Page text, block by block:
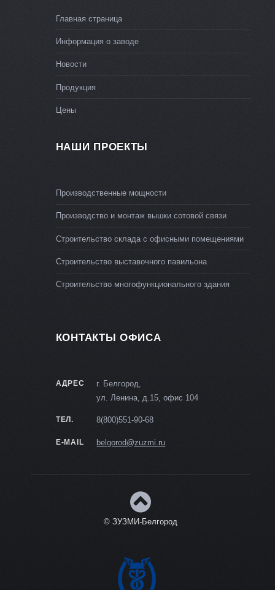
Главная страница
Информация о заводе
Новости
Продукция
Цены
НАШИ ПРОЕКТЫ
Производственные мощности
Производство и монтаж вышки сотовой связи
Строительство склада с офисными помещениями
Строительство выставочного павильона
Строительство многофункционального здания
КОНТАКТЫ ОФИСА
АДРЕС
г. Белгород,
ул. Ленина, д.15, офис 104
ТЕЛ. 8(800)551-90-68
E-MAIL belgorod@zuzmi.ru
© ЗУЗМИ-Белгород